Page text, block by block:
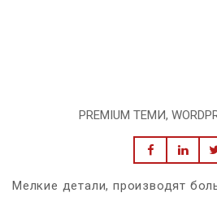
PREMIUM ТЕМИ,
Мелкие детали, производят